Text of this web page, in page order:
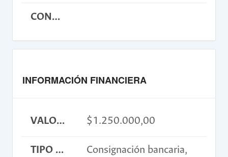
CONDICIONES
INFORMACIÓN FINANCIERA
VALOR INSCRIPCIÓN $1.250.000,00
TIPO DE PAGO
Consignación bancaria,